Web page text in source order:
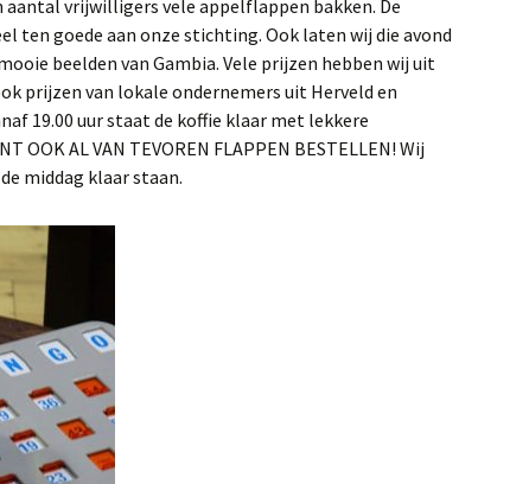
aantal vrijwilligers vele appelflappen bakken. De
ten goede aan onze stichting. Ook laten wij die avond
beelden van Gambia. Vele prijzen hebben wij uit
prijzen van lokale ondernemers uit Herveld en
19.00 uur staat de koffie klaar met lekkere
OOK AL VAN TEVOREN FLAPPEN BESTELLEN! Wij
middag klaar staan.